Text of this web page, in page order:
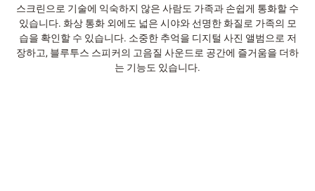
스크린으로 기술에 익숙하지 않은 사람도 가족과 손쉽게 통화할 수
있습니다. 화상 통화 외에도 넓은 시야와 선명한 화질로 가족의 모
습을 확인할 수 있습니다. 소중한 추억을 디지털 사진 앨범으로 저
장하고, 블루투스 스피커의 고음질 사운드로 공간에 즐거움을 더하
는 기능도 있습니다.